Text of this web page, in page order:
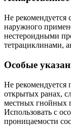
Не рекомендуется
наружного
нестероидными
тетрациклинами,
Особые
Не рекомендуется
открытых ранах,
местных гнойных
Использовать с
проницаемости